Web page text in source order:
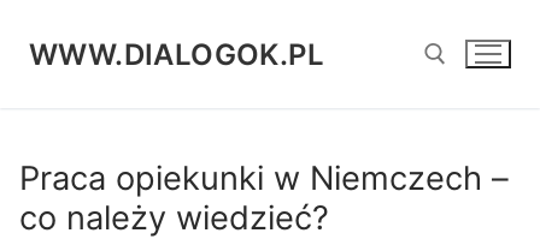
WWW.DIALOGOK.PL
Praca opiekunki w Niemczech –
co należy wiedzieć?